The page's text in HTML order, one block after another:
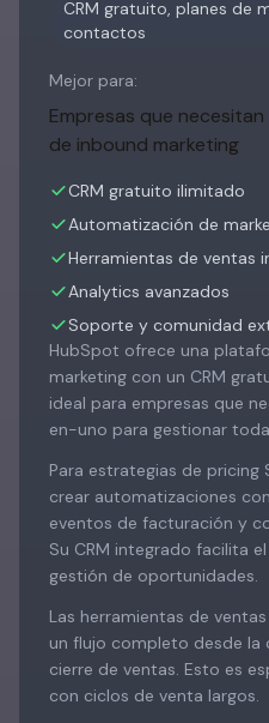
CRM gratuito, planes de
contactos
Mejor para:
Empresas que
de inbound marketing
CRM gratuito ilimitado
Automatización de
Herramientas de ventas
Analytics avanzados
Soporte y comunidad
HubSpot ofrece una
marketing con un CRM
ideal para empresas que
en-uno para gestionar
Para estrategias de pricing
crear automatizaciones
eventos de facturación y
Su CRM integrado facilita
gestión de oportunidades.
Las herramientas de
un flujo completo desde la
cierre de ventas. Esto es
con ciclos de venta largos.